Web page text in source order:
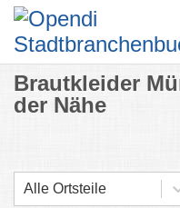
Brautkleider
der Nähe
Alle Ortsteile